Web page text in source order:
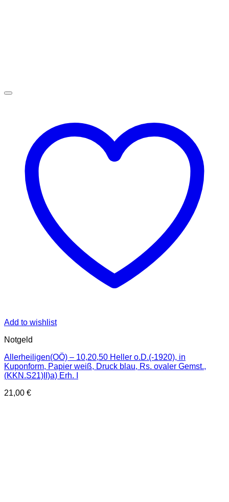
Add to wishlist
Notgeld
Allerheiligen(OÖ) – 10,20,50 Heller o.D.(-1920), in
Kuponform, Papier weiß, Druck blau, Rs. ovaler Gemst.,
(KKN.S21)II)a) Erh. I
21,00 €